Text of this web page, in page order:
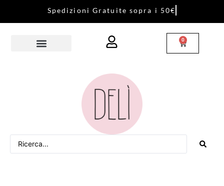
Sped izi on i Gratu ite sopra i 50€
0